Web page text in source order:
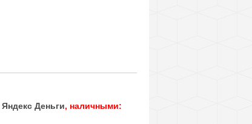
Яндекс Деньги, наличными: